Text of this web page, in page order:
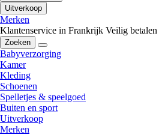
Uitverkoop
Merken
Klantenservice in Frankrijk Veilig betalen
Zoeken
Babyverzorging
Kamer
Kleding
Schoenen
Spelletjes & speelgoed
Buiten en sport
Uitverkoop
Merken